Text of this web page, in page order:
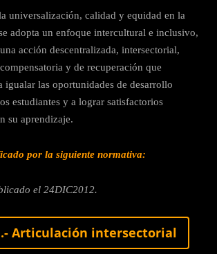
universalización, calidad y equidad en la
adopta un enfoque intercultural e inclusivo,
acción descentralizada, intersectorial,
y de recuperación que
igualar las oportunidades de desarrollo
estudiantes y a lograr satisfactorios
su aprendizaje.
por la siguiente normativa:
el 24DIC2012.
Articulación intersectorial